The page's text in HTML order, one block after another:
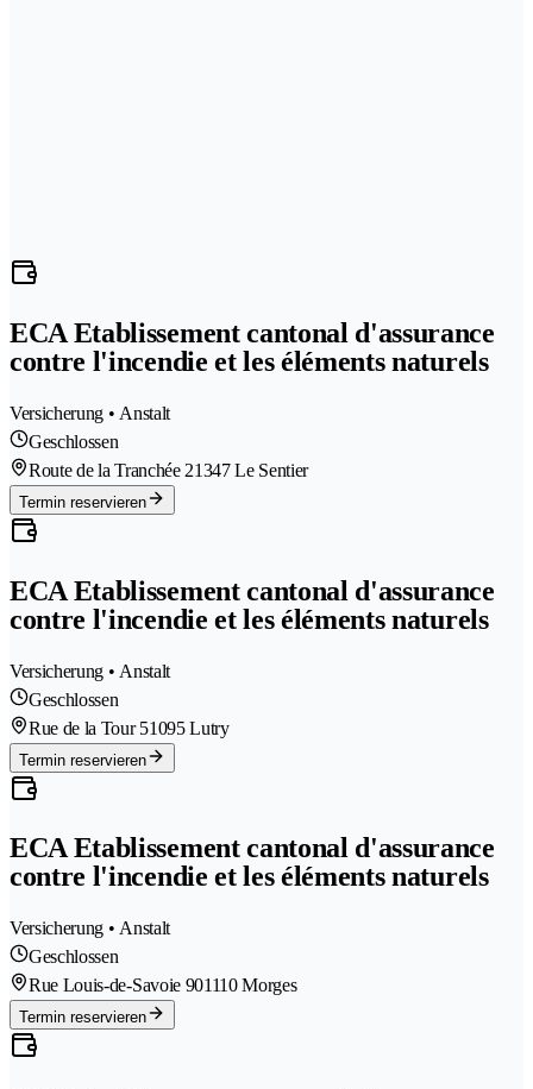
ECA Etablissement cantonal d'assurance
contre l'incendie et les éléments naturels
Versicherung • Anstalt
Geschlossen
Route de la Tranchée 21347 Le Sentier
Termin reservieren
ECA Etablissement cantonal d'assurance
contre l'incendie et les éléments naturels
Versicherung • Anstalt
Geschlossen
Rue de la Tour 51095 Lutry
Termin reservieren
ECA Etablissement cantonal d'assurance
contre l'incendie et les éléments naturels
Versicherung • Anstalt
Geschlossen
Rue Louis-de-Savoie 901110 Morges
Termin reservieren